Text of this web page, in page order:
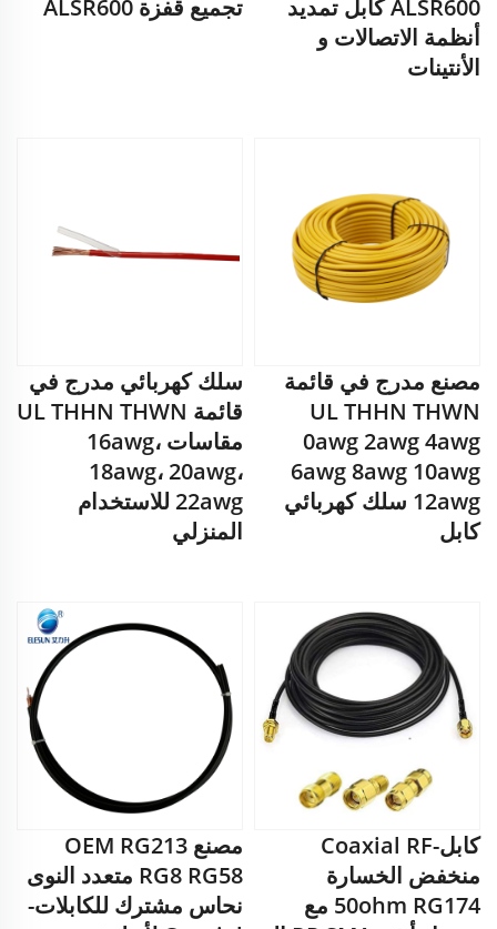
ALSR600 كابل تمديد
أنظمة الاتصالات و
الأنتينات
تجميع قفزة ALSR600
مصنع مدرج في قائمة
UL THHN THWN
0awg 2awg 4awg
6awg 8awg 10awg
12awg سلك كهربائي
كابل
سلك كهربائي مدرج في
قائمة UL THHN THWN
مقاسات 16awg،
18awg، 20awg،
22awg للاستخدام
المنزلي
كابل-Coaxial RF
منخفض الخسارة
50ohm RG174 مع
مصنع OEM RG213
RG8 RG58 متعدد النوى
نحاس مشترك للكابلات-